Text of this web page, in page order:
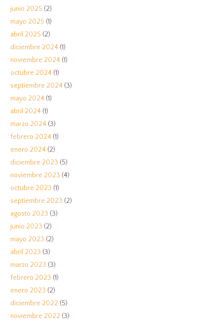
junio 2025 (2)
mayo 2025 (1)
abril 2025 (2)
diciembre 2024 (1)
noviembre 2024 (1)
octubre 2024 (1)
septiembre 2024 (3)
mayo 2024 (1)
abril 2024 (1)
marzo 2024 (3)
febrero 2024 (1)
enero 2024 (2)
diciembre 2023 (5)
noviembre 2023 (4)
octubre 2023 (1)
septiembre 2023 (2)
agosto 2023 (3)
junio 2023 (2)
mayo 2023 (2)
abril 2023 (3)
marzo 2023 (3)
febrero 2023 (1)
enero 2023 (2)
diciembre 2022 (5)
noviembre 2022 (3)